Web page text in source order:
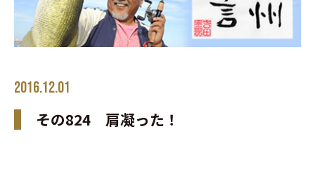
2016.12.01
その824 肩凝った！